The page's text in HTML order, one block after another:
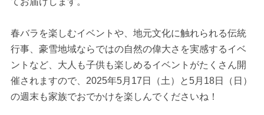
春バラを楽しむイベントや、地元文化に触れられる伝統
行事、豪雪地域ならではの自然の偉大さを実感するイベ
ントなど、大人も子供も楽しめるイベントがたくさん開
催されますので、2025年5月17日（土）と5月18日（日）
の週末も家族でおでかけを楽しんでくださいね！